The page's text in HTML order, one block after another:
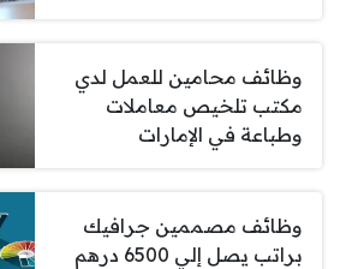
وظائف محامين للعمل لدي
مكتب تلخيص معاملات
وطباعة في الإمارات
وظائف مصممين جرافيك
براتب يصل إلي 6500 درهم